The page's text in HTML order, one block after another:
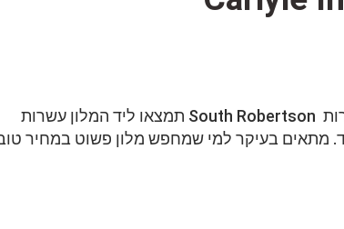
מלון קרליל הוא מלון קטן וביתי הממוקם ממש על שדרות South Robertson תמצאו ליד המלון עשרות
מתאים בעיקר למי שמחפש מלון פשוט במחיר